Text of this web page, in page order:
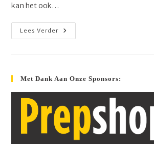
kan het ook…
Lees Verder Just-
In-
Met Dank Aan Onze Sponsors: